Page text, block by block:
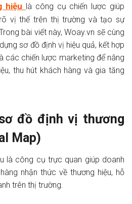
hiệu là công cụ chiến lược giúp
vị thế trên thị trường và tạo sự
bài viết này, Woay.vn sẽ cùng
sơ đồ định vị hiệu quả, kết hợp
các chiến lược marketing để nâng
thu hút khách hàng và gia tăng
đồ định vị thương
Map)
là công cụ trực quan giúp doanh
nhận thức về thương hiệu, hỗ
trên thị trường.